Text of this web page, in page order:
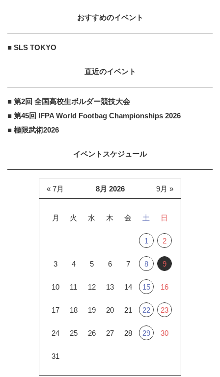
おすすめのイベント
■ SLS TOKYO
直近のイベント
■ 第2回 全国高校生ボルダー競技大会
■ 第45回 IFPA World Footbag Championships 2026
■ 極限武術2026
イベントスケジュール
8月 2026
月 火 水 木 金 土 日
1 2
3 4 5 6 7 8 9
10 11 12 13 14 15 16
17 18 19 20 21 22 23
24 25 26 27 28 29 30
31
« 7月 9月 »